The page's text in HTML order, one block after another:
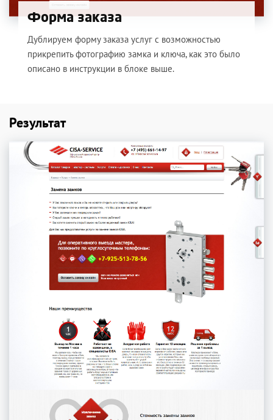
Форма заказа
Дублируем форму заказа услуг с возможностью
прикрепить фотографию замка и ключа, как это было
описано в инструкции в блоке выше.
Результат